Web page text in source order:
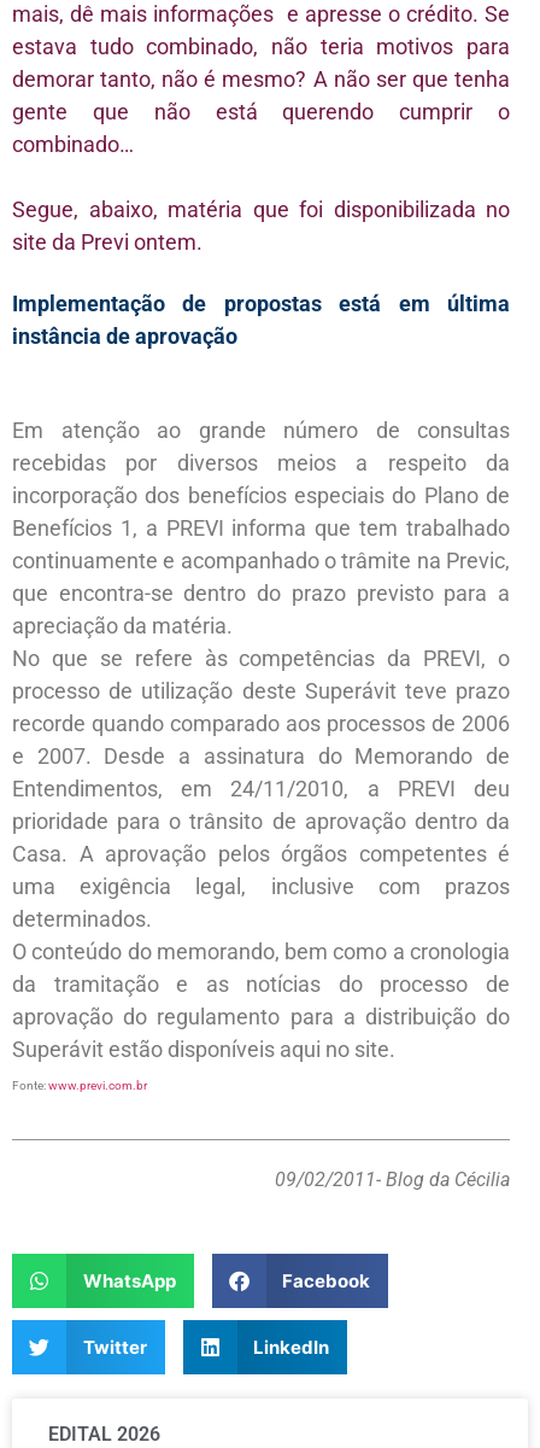
mais, dê mais informações e apresse o crédito. Se
estava tudo combinado, não teria motivos para
demorar tanto, não é mesmo? A não ser que tenha
gente que não está querendo cumprir o
combinado…
Segue, abaixo, matéria que foi disponibilizada no
site da Previ ontem.
Implementação de propostas está em última
instância de aprovação
Em atenção ao grande número de consultas
recebidas por diversos meios a respeito da
incorporação dos benefícios especiais do Plano de
Benefícios 1, a PREVI informa que tem trabalhado
continuamente e acompanhado o trâmite na Previc,
que encontra-se dentro do prazo previsto para a
apreciação da matéria.
No que se refere às competências da PREVI, o
processo de utilização deste Superávit teve prazo
recorde quando comparado aos processos de 2006
e 2007. Desde a assinatura do Memorando de
Entendimentos, em 24/11/2010, a PREVI deu
prioridade para o trânsito de aprovação dentro da
Casa. A aprovação pelos órgãos competentes é
uma exigência legal, inclusive com prazos
determinados.
O conteúdo do memorando, bem como a cronologia
da tramitação e as notícias do processo de
aprovação do regulamento para a distribuição do
Superávit estão disponíveis aqui no site.
Fonte:www.previ.com.br
09/02/2011- Blog da Cécilia
WhatsApp Facebook
Twitter LinkedIn
EDITAL 2026